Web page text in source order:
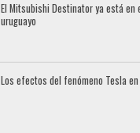
El Mitsubishi Destinator ya está en
uruguayo
Los efectos del fenómeno Tesla